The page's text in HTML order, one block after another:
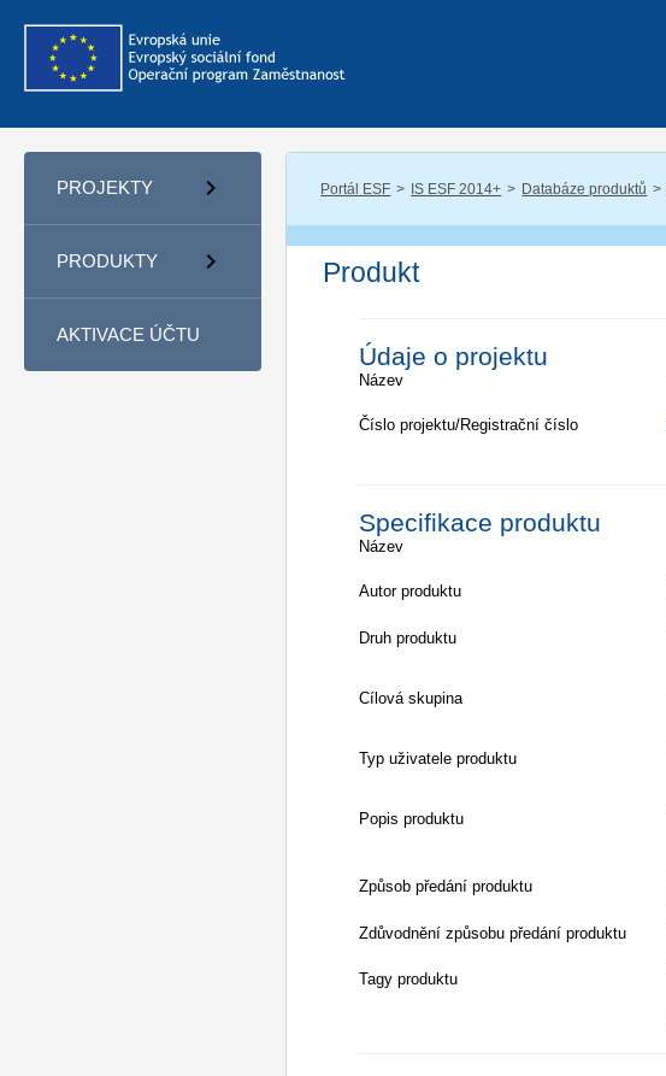
PROJEKTY
PRODUKTY
AKTIVACE ÚČTU
Portál ESF IS ESF 2014+ Databáze produktů
Produkt
Údaje o projektu
Název
Číslo projektu/Registrační číslo
Specifikace produktu
Název
Autor produktu
Druh produktu
Cílová skupina
Typ uživatele produktu
Popis produktu
Způsob předání produktu
Zdůvodnění způsobu předání produktu
Tagy produktu